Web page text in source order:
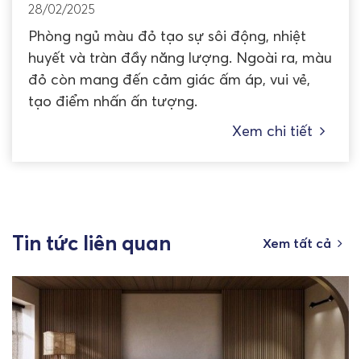
28/02/2025
Phòng ngủ màu đỏ tạo sự sôi động, nhiệt
huyết và tràn đầy năng lượng. Ngoài ra, màu
đỏ còn mang đến cảm giác ấm áp, vui vẻ,
tạo điểm nhấn ấn tượng.
Xem chi tiết
Tin tức liên quan Xem tất cả